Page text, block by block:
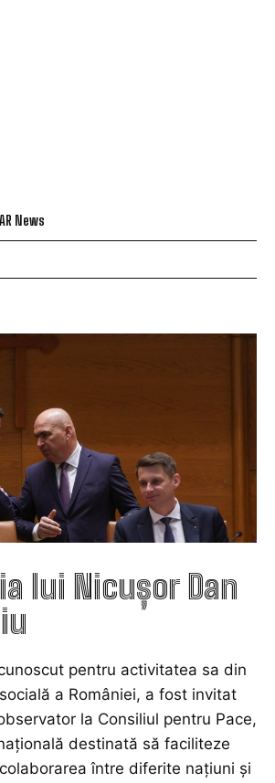
News
lui Nicușor Dan
pentru activitatea sa din
a României, a fost invitat
la Consiliul pentru Pace,
destinată să faciliteze
între diferite națiuni și